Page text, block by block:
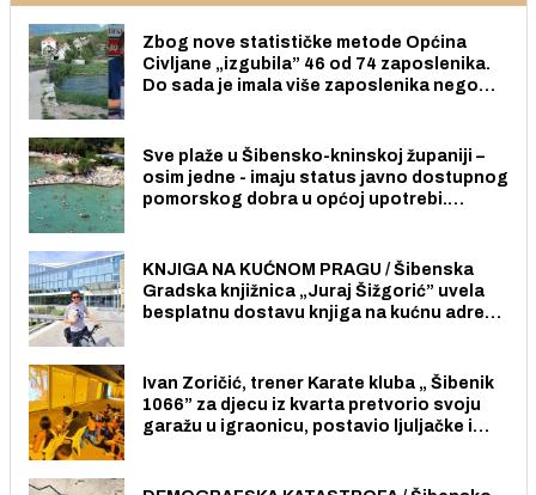
Zbog nove statističke metode Općina
Civljane „izgubila” 46 od 74 zaposlenika.
Do sada je imala više zaposlenika nego
Sve plaže u Šibensko-kninskoj županiji –
osim jedne - imaju status javno dostupnog
pomorskog dobra u općoj upotrebi.
KNJIGA NA KUĆNOM PRAGU / Šibenska
Gradska knjižnica „Juraj Šižgorić” uvela
besplatnu dostavu knjiga na kućnu adresu
Ivan Zoričić, trener Karate kluba „ Šibenik
1066” za djecu iz kvarta pretvorio svoju
garažu u igraonicu, postavio ljuljačke i